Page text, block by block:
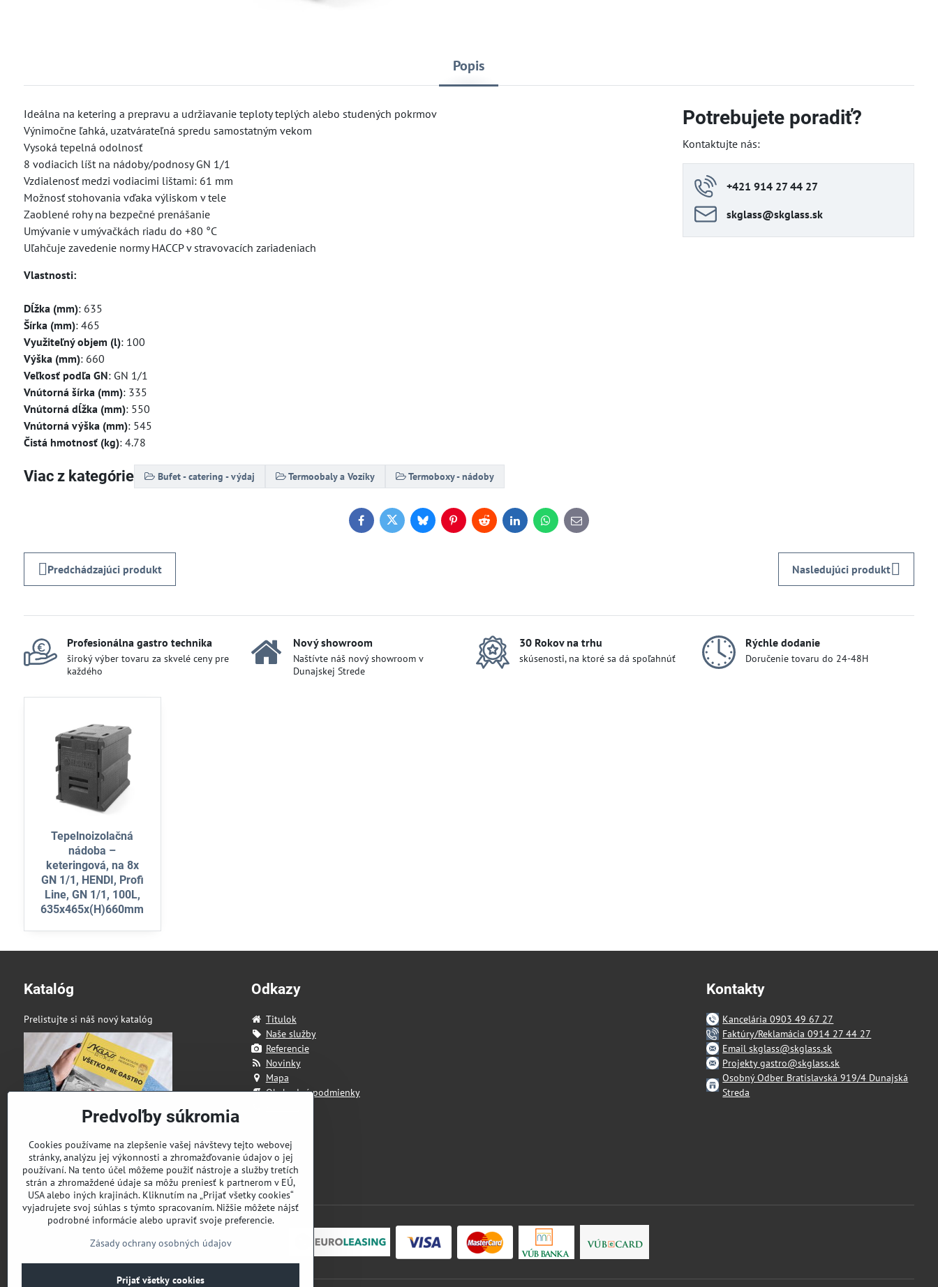
Popis
Ideálna na ketering a prepravu a udržiavanie teploty teplých alebo studených pokrmov
Výnimočne ľahká, uzatvárateľná spredu samostatným vekom
Vysoká tepelná odolnosť
8 vodiacich líšt na nádoby/podnosy GN 1/1
Vzdialenosť medzi vodiacimi lištami: 61 mm
Možnosť stohovania vďaka výliskom v tele
Zaoblené rohy na bezpečné prenášanie
Umývanie v umývačkách riadu do +80 °C
Uľahčuje zavedenie normy HACCP v stravovacích zariadeniach
Vlastnosti:
Dĺžka (mm): 635
Šírka (mm): 465
Využiteľný objem (l): 100
Výška (mm): 660
Veľkosť podľa GN: GN 1/1
Vnútorná šírka (mm): 335
Vnútorná dĺžka (mm): 550
Vnútorná výška (mm): 545
Čistá hmotnosť (kg): 4.78
Viac z kategórie Bufet - catering - výdaj Termoobaly a Vozíky Termoboxy - nádoby
Potrebujete poradiť?
Kontaktujte nás:
+421 914 27 44 27
skglass​@skglass​.sk
FacebookTwitterBlueskyPinterestRedditLinkedInWhatsApp
E-
mail
Predchádzajúci produkt Nasledujúci produkt
Profesionálna gastro technika
široký výber tovaru za skvelé ceny pre
každého
Nový showroom
Naštívte náš nový showroom v
Dunajskej Strede
30 Rokov na trhu
skúsenosti, na ktoré sa dá spoľahnúť
Rýchle dodanie
Doručenie tovaru do 24-48H
Tepelnoizolačná
nádoba –
keteringová, na 8x
GN 1/1, HENDI, Profi
Line, GN 1/1, 100L,
635x465x(H)660mm
Katalóg
Prelistujte si náš nový katalóg
Odkazy
Titulok
Naše služby
Referencie
Novinky
Mapa
Obchodné podmienky
Kontakty
Kancelária 0903 49 67 27
Faktúry/Reklamácia 0914 27 44 27
Email skglass@skglass.sk
Projekty gastro@skglass.sk
Osobný Odber Bratislavská 919/4 Dunajská
Streda
Predvoľby súkromia
Cookies používame na zlepšenie vašej návštevy tejto webovej
stránky, analýzu jej výkonnosti a zhromažďovanie údajov o jej
používaní. Na tento účel môžeme použiť nástroje a služby tretích
strán a zhromaždené údaje sa môžu preniesť k partnerom v EÚ,
USA alebo iných krajinách. Kliknutím na „Prijať všetky cookies“
vyjadrujete svoj súhlas s týmto spracovaním. Nižšie môžete nájsť
podrobné informácie alebo upraviť svoje preferencie.
Zásady ochrany osobných údajov
Prijať všetky cookies